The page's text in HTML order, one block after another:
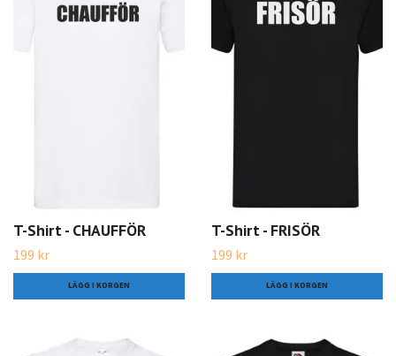
T-Shirt - CHAUFFÖR
199 kr
LÄGG I KORGEN
T-Shirt - FRISÖR
199 kr
LÄGG I KORGEN